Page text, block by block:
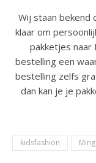
Wij staan bekend
klaar om
pakketjes naar
bestelling een
bestelling zelfs
dan kan je je
kidsfashion